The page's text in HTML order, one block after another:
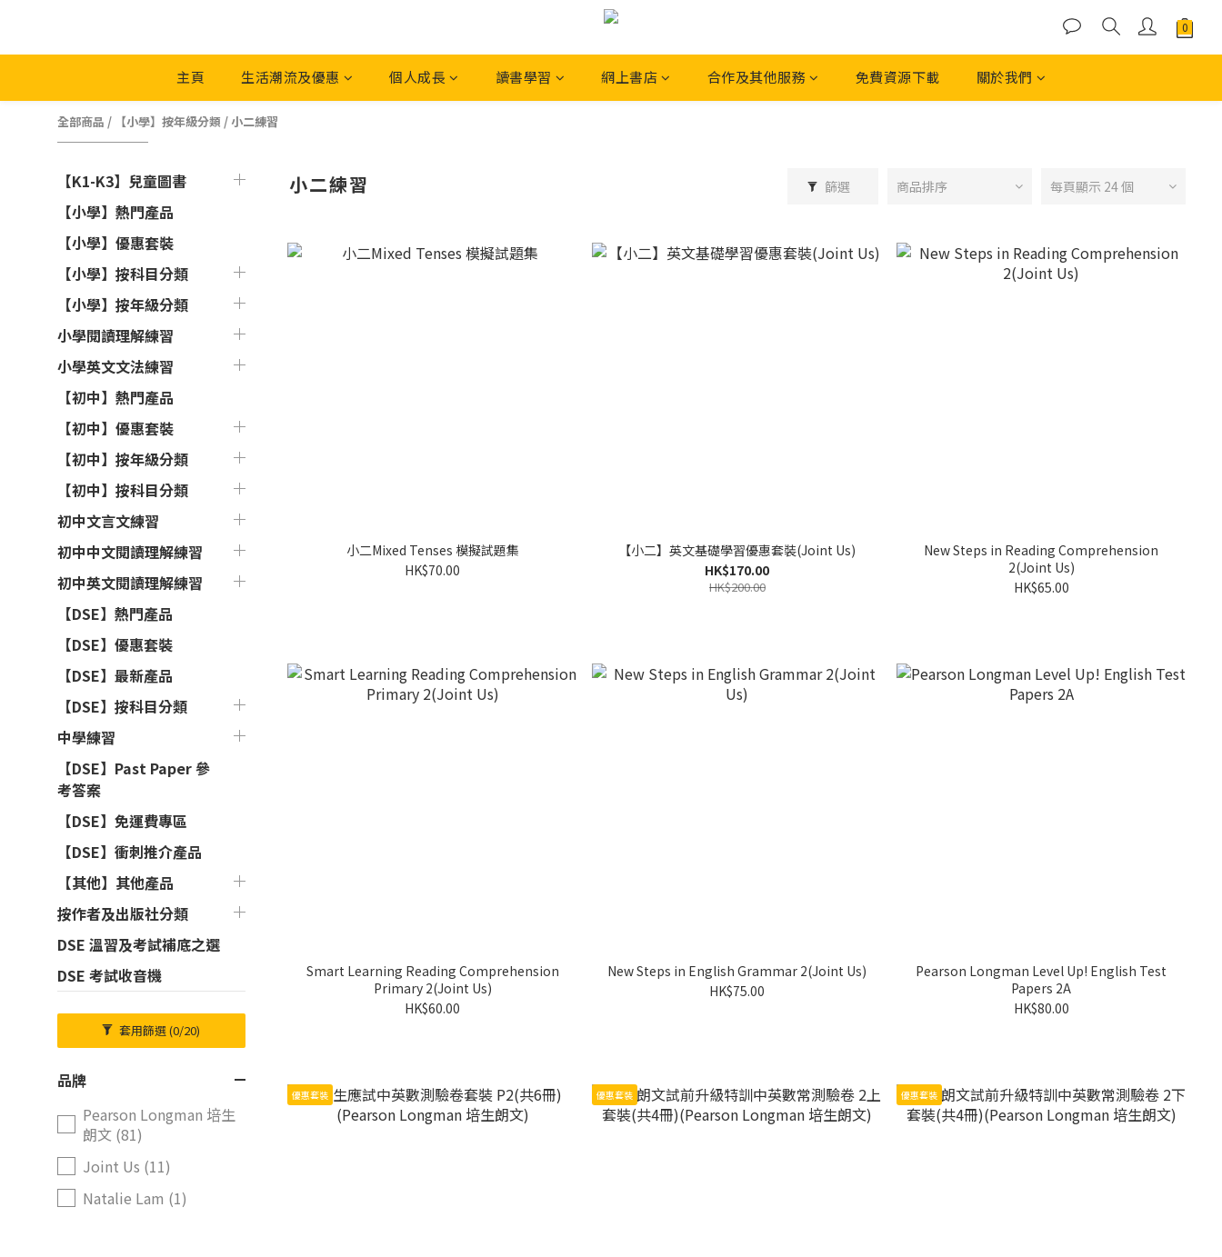
主頁 生活潮流及優惠 個人成長 讀書學習 網上書店 合作及其他服務 免費資源下載 關於我們
全部商品 / 【小學】按年級分類 / 小二練習
【K1-K3】兒童圖書
【小學】熱門產品
【小學】優惠套裝
【小學】按科目分類
【小學】按年級分類
小學閱讀理解練習
小學英文文法練習
【初中】熱門產品
【初中】優惠套裝
【初中】按年級分類
【初中】按科目分類
初中文言文練習
初中中文閱讀理解練習
初中英文閱讀理解練習
【DSE】熱門產品
【DSE】優惠套裝
【DSE】最新產品
【DSE】按科目分類
中學練習
【DSE】Past Paper 參
考答案
【DSE】免運費專區
【DSE】衝刺推介產品
【其他】其他產品
按作者及出版社分類
DSE 溫習及考試補底之選
DSE 考試收音機
套用篩選(0/20)
品牌
Pearson Longman 培生
朗文 (81)
Joint Us (11)
Natalie Lam (1)
小二練習 篩選 商品排序 每頁顯示 24 個
小二Mixed Tenses 模擬試題集
HK$70.00
【小二】英文基礎學習優惠套裝(Joint Us)
HK$170.00
HK$200.00
New Steps in Reading Comprehension
2(Joint Us)
HK$65.00
Smart Learning Reading Comprehension
Primary 2(Joint Us)
HK$60.00
New Steps in English Grammar 2(Joint Us)
HK$75.00
Pearson Longman Level Up! English Test
Papers 2A
HK$80.00
優惠套裝 優惠套裝 優惠套裝